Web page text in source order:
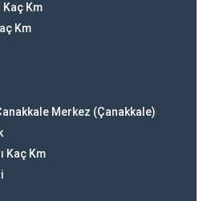
Kaç Km
Km
Merkez (Çanakkale)
Kaç Km